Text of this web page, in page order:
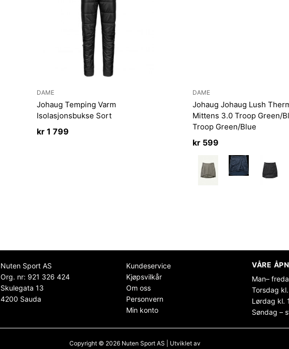
DAME
Johaug Temping Varm
Isolasjonsbukse Sort
kr1 799
DAME
Johaug Johaug Lush
Mittens 3.0 Troop Green/
Troop Green/Blue
kr599
Nuten Sport AS
Org. nr: 921 326 424
Skulegata 13
4200 Sauda
Kundeservice
Kjøpsvilkår
Om oss
Personvern
Min konto
VÅRE
Man–
Torsdag
Lørdag kl.
Søndag –
Copyright © 2026 Nuten Sport AS | Utviklet av